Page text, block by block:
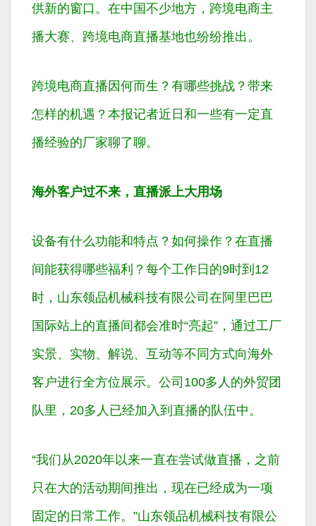
供新的窗口。在中国不少地方，跨境电商主
播大赛、跨境电商直播基地也纷纷推出。
跨境电商直播因何而生？有哪些挑战？带来
怎样的机遇？本报记者近日和一些有一定直
播经验的厂家聊了聊。
海外客户过不来，直播派上大用场
设备有什么功能和特点？如何操作？在直播
间能获得哪些福利？每个工作日的9时到12
时，山东领品机械科技有限公司在阿里巴巴
国际站上的直播间都会准时“亮起”，通过工厂
实景、实物、解说、互动等不同方式向海外
客户进行全方位展示。公司100多人的外贸团
队里，20多人已经加入到直播的队伍中。
“我们从2020年以来一直在尝试做直播，之前
只在大的活动期间推出，现在已经成为一项
固定的日常工作。”山东领品机械科技有限公